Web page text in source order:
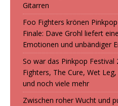
Gitarren
Foo Fighters krönen
Finale: Dave Grohl liefert
Emotionen und unbändiger
So war das Pinkpop Festival
Fighters, The Cure, Wet
und noch viele mehr
Zwischen roher Wucht und